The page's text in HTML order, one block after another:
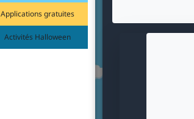
Applications gratuites
Activités Halloween